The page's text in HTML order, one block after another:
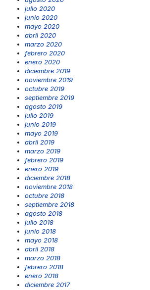
julio 2020
junio 2020
mayo 2020
abril 2020
marzo 2020
febrero 2020
enero 2020
diciembre 2019
noviembre 2019
octubre 2019
septiembre 2019
agosto 2019
julio 2019
junio 2019
mayo 2019
abril 2019
marzo 2019
febrero 2019
enero 2019
diciembre 2018
noviembre 2018
octubre 2018
septiembre 2018
agosto 2018
julio 2018
junio 2018
mayo 2018
abril 2018
marzo 2018
febrero 2018
enero 2018
diciembre 2017